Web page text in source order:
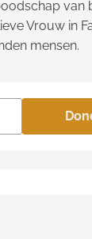
van
Vrouw in
mensen.